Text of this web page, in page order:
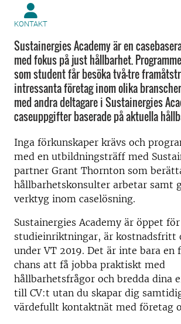
KONTAKT
Sustainergies Academy är en
med fokus på just hållbarhet.
som student får besöka två-tre
intressanta företag inom olika
med andra deltagare i Sustainergies
caseuppgifter baserade på aktuella
Inga förkunskaper krävs och
med en utbildningsträff med
partner Grant Thornton som
hållbarhetskonsulter arbetar samt
verktyg inom caselösning.
Sustainergies Academy är öppet
studieinriktningar, är kostnadsfritt
under VT 2019. Det är inte bara en
chans att få jobba praktiskt med
hållbarhetsfrågor och bredda dina
till CV:t utan du skapar dig
värdefullt kontaktnät med företag